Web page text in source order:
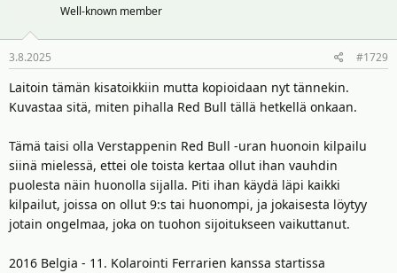
o
t
Well-known member
3.8.2025 #1729
Laitoin tämän kisatoikkiin mutta kopioidaan nyt tännekin.
Kuvastaa sitä, miten pihalla Red Bull tällä hetkellä onkaan.
Tämä taisi olla Verstappenin Red Bull -uran huonoin kilpailu
siinä mielessä, ettei ole toista kertaa ollut ihan vauhdin
puolesta näin huonolla sijalla. Piti ihan käydä läpi kaikki
kilpailut, joissa on ollut 9:s tai huonompi, ja jokaisesta löytyy
jotain ongelmaa, joka on tuohon sijoitukseen vaikuttanut.
2016 Belgia - 11. Kolarointi Ferrarien kanssa startissa